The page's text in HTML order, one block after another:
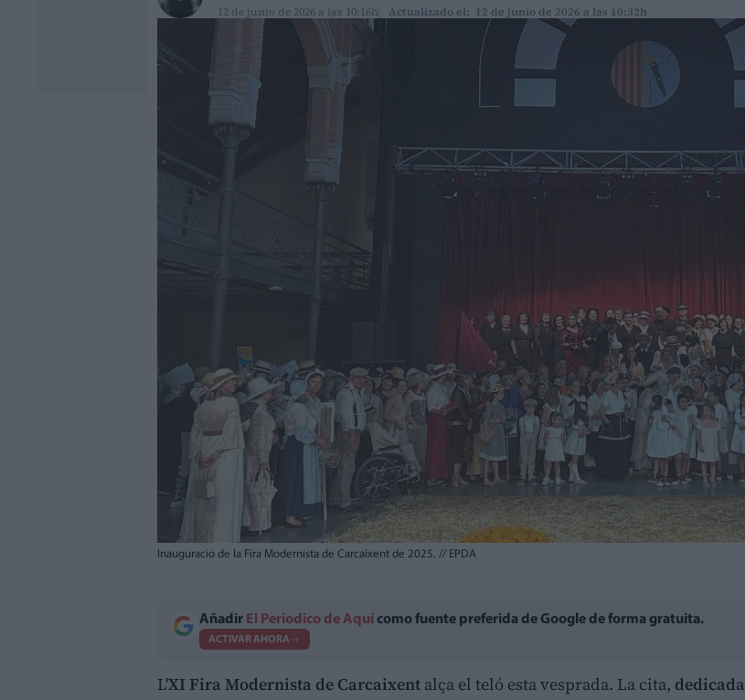
12 de junio de 2026 a las 10:16h Actualizado el: 12 de junio de 2026 a las 10:32h
Inauguracio de la Fira Modernista de Carcaixent de 2025. // EPDA
Añadir El Periodico de Aquí como fuente preferida de Google de forma gratuita.
ACTIVAR AHORA
L'XI Fira Modernista de Carcaixent alça el teló esta vesprada. La cita, dedicada